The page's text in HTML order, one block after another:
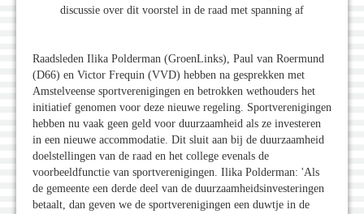
discussie over dit voorstel in de raad met spanning af
Raadsleden Ilika Polderman (GroenLinks), Paul van Roermund
(D66) en Victor Frequin (VVD) hebben na gesprekken met
Amstelveense sportverenigingen en betrokken wethouders het
initiatief genomen voor deze nieuwe regeling. Sportverenigingen
hebben nu vaak geen geld voor duurzaamheid als ze investeren
in een nieuwe accommodatie. Dit sluit aan bij de duurzaamheid
doelstellingen van de raad en het college evenals de
voorbeeldfunctie van sportverenigingen. Ilika Polderman: 'Als
de gemeente een derde deel van de duurzaamheidsinvesteringen
betaalt, dan geven we de sportverenigingen een duwtje in de